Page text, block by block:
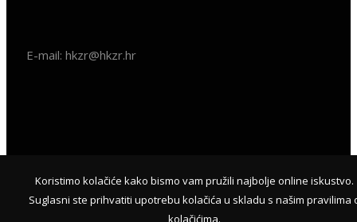
E-mail: hkzr@hkzr.hr
© 2018HKZR.HR- SVA PRAVA PRIDRŽANA | WEB & HOSTING
BYKUHADA
Koristimo kolačiće kako bismo vam pružili najbolje online iskustvo.
Suglasni ste prihvatiti upotrebu kolačića u skladu s našim pravilima
kolačićima.